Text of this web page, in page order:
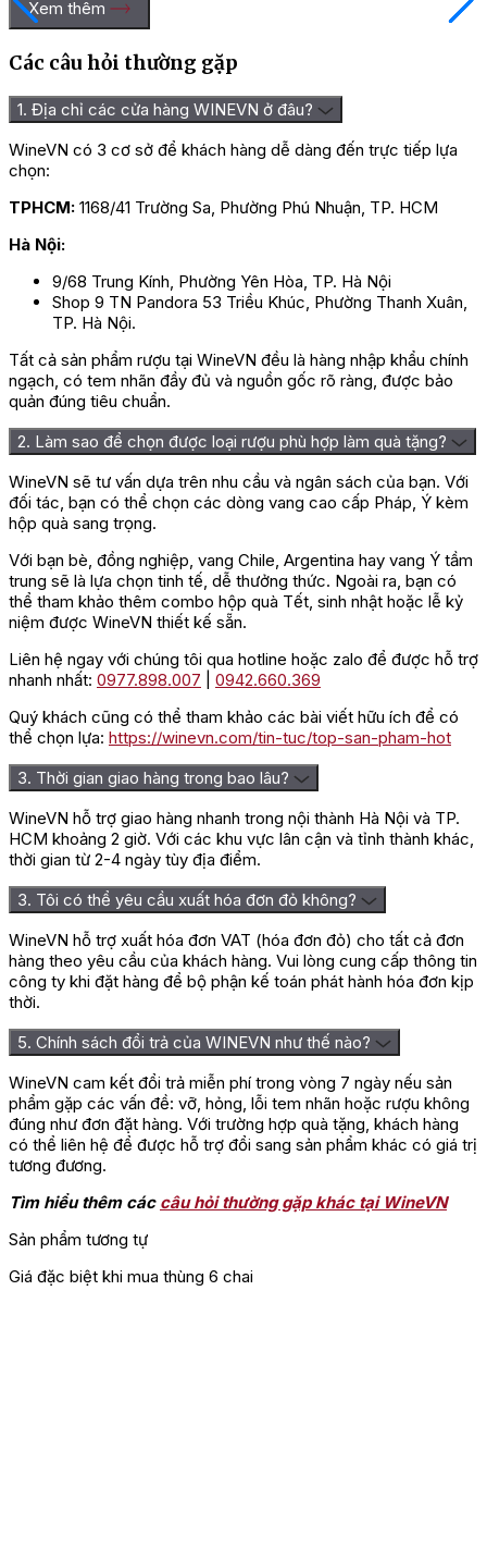
Xem thêm
Các câu hỏi thường gặp
1. Địa chỉ các cửa hàng WINEVN ở đâu?
WineVN có 3 cơ sở để khách hàng dễ dàng đến trực tiếp lựa
chọn:
TPHCM: 1168/41 Trường Sa, Phường Phú Nhuận, TP. HCM
Hà Nội:
9/68 Trung Kính, Phường Yên Hòa, TP. Hà Nội
Shop 9 TN Pandora 53 Triều Khúc, Phường Thanh Xuân,
TP. Hà Nội.
Tất cả sản phẩm rượu tại WineVN đều là hàng nhập khẩu chính
ngạch, có tem nhãn đầy đủ và nguồn gốc rõ ràng, được bảo
quản đúng tiêu chuẩn.
2. Làm sao để chọn được loại rượu phù hợp làm quà tặng?
WineVN sẽ tư vấn dựa trên nhu cầu và ngân sách của bạn. Với
đối tác, bạn có thể chọn các dòng vang cao cấp Pháp, Ý kèm
hộp quà sang trọng.
Với bạn bè, đồng nghiệp, vang Chile, Argentina hay vang Ý tầm
trung sẽ là lựa chọn tinh tế, dễ thưởng thức. Ngoài ra, bạn có
thể tham khảo thêm combo hộp quà Tết, sinh nhật hoặc lễ kỷ
niệm được WineVN thiết kế sẵn.
Liên hệ ngay với chúng tôi qua hotline hoặc zalo để được hỗ trợ
nhanh nhất: 0977.898.007
0942.660.369
Quý khách cũng có thể tham khảo các bài viết hữu ích để có
thể chọn lựa: https://winevn.com/tin-tuc/top-san-pham-hot
3. Thời gian giao hàng trong bao lâu?
WineVN hỗ trợ giao hàng nhanh trong nội thành Hà Nội và TP.
HCM khoảng 2 giờ. Với các khu vực lân cận và tỉnh thành khác,
thời gian từ 2-4 ngày tùy địa điểm.
3. Tôi có thể yêu cầu xuất hóa đơn đỏ không?
WineVN hỗ trợ xuất hóa đơn VAT (hóa đơn đỏ) cho tất cả đơn
hàng theo yêu cầu của khách hàng. Vui lòng cung cấp thông tin
công ty khi đặt hàng để bộ phận kế toán phát hành hóa đơn kịp
thời.
5. Chính sách đổi trả của WINEVN như thế nào?
WineVN cam kết đổi trả miễn phí trong vòng 7 ngày nếu sản
phẩm gặp các vấn đề: vỡ, hỏng, lỗi tem nhãn hoặc rượu không
đúng như đơn đặt hàng. Với trường hợp quà tặng, khách hàng
có thể liên hệ để được hỗ trợ đổi sang sản phẩm khác có giá trị
tương đương.
Tìm hiểu thêm các câu hỏi thường gặp khác tại WineVN
Sản phẩm tương tự
Giá đặc biệt khi mua thùng 6 chai